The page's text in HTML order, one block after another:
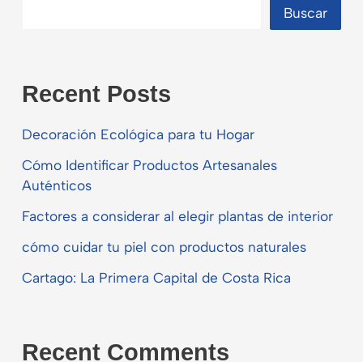
Buscar
Recent Posts
Decoración Ecológica para tu Hogar
Cómo Identificar Productos Artesanales
Auténticos
Factores a considerar al elegir plantas de interior
cómo cuidar tu piel con productos naturales
Cartago: La Primera Capital de Costa Rica
Recent Comments